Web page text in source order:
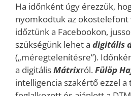
Ha időnként úgy érezzük,
nyomkodtuk az okostelefont
időztünk a Facebookon,
szükségünk lehet a digitális
(„méregtelenítésre”).
a digitálisMátrixról.Fülöp
intelligencia szakértő ezzel a